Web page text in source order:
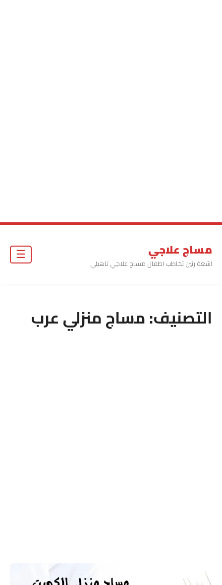
مساج علاجي
اشعة رنين تخاطب اطفال مساج علاجي تاهيلي
التصنيف:مساج منزلي عرب